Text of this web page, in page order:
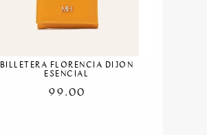
BILLETERA FLORENCIA DIJON
ESENCIAL
99.00